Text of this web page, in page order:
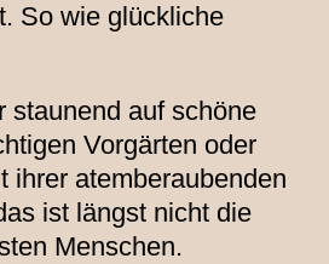
So wie glückliche
staunend auf schöne
Vorgärten oder
ihrer atemberaubenden
ist längst nicht die
Menschen.